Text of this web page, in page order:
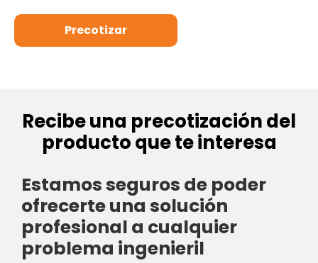
Recibe una precotización del
producto que te interesa
Estamos seguros de poder
ofrecerte una solución
profesional a cualquier
problema ingenieril